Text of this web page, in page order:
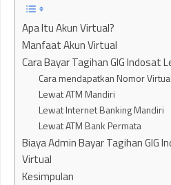
Apa Itu Akun Virtual?
Manfaat Akun Virtual
Cara Bayar Tagihan GIG Indosat
Cara mendapatkan Nomor
Lewat ATM Mandiri
Lewat Internet Banking Mandiri
Lewat ATM Bank Permata
Biaya Admin Bayar Tagihan GIG
Virtual
Kesimpulan